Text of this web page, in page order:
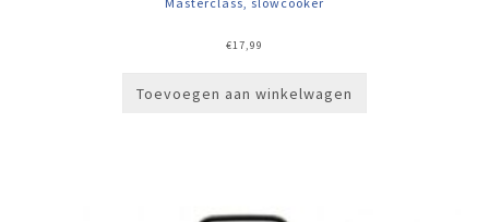
€17,99
Toevoegen aan winkelwagen